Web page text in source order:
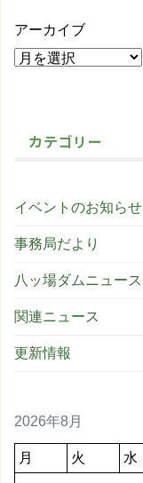
アーカイブ
カテゴリー
イベントのお知らせ
事務局だより
八ッ場ダムニュース
関連ニュース
更新情報
2026年8月
月 火 水